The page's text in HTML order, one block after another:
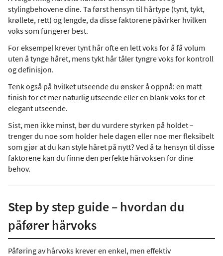
stylingbehovene dine. Ta først hensyn til hårtype (tynt, tykt,
krøllete, rett) og lengde, da disse faktorene påvirker hvilken
voks som fungerer best.
For eksempel krever tynt hår ofte en lett voks for å få volum
uten å tynge håret, mens tykt hår tåler tyngre voks for kontroll
og definisjon.
Tenk også på hvilket utseende du ønsker å oppnå: en matt
finish for et mer naturlig utseende eller en blank voks for et
elegant utseende.
Sist, men ikke minst, bør du vurdere styrken på holdet –
trenger du noe som holder hele dagen eller noe mer fleksibelt
som gjør at du kan style håret på nytt? Ved å ta hensyn til disse
faktorene kan du finne den perfekte hårvoksen for dine
behov.
Step by step guide – hvordan du
påfører hårvoks
Påføring av hårvoks krever en enkel, men effektiv